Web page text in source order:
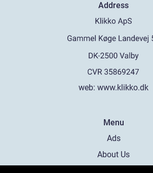
Address
web: www.klikko.dk
Menu
Ads
About Us